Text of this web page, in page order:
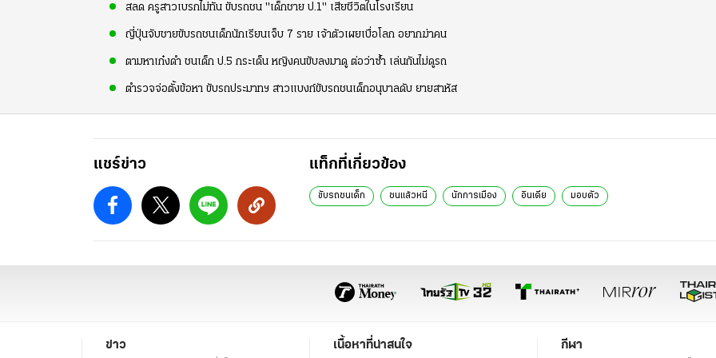
สลด ครูสาวเบรกไม่ทัน ขับรถชน "เด็กชาย ป.1" เสียชีวิตในโรงเรียน
ญี่ปุ่นจับชายขับรถชนเด็กนักเรียนเจ็บ 7 ราย เจ้าตัวเผยเบื่อโลก อยากฆ่าคน
ตามหาเก๋งดำ ชนเด็ก ป.5 กระเด็น หญิงคนขับลงมาดู ต่อว่าซ้ำ เล่นกันไม่ดูรถ
ตำรวจจ่อตั้งข้อหา ขับรถประมาทฯ สาวแบงก์ขับรถชนเด็กอนุบาลดับ ยายสาหัส
แชร์ข่าว แท็กที่เกี่ยวข้อง
ขับรถชนเด็ก ชนแล้วหนี นักการเมือง อินเดีย มอบตัว
ข่าว เนื้อหาที่น่าสนใจ กีฬา